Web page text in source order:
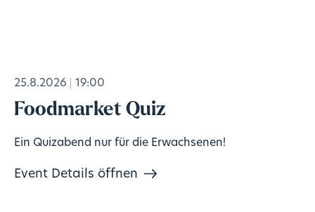
25.8.2026 19:00
Foodmarket Quiz
Ein Quizabend nur für die Erwachsenen!
Event Details öffnen